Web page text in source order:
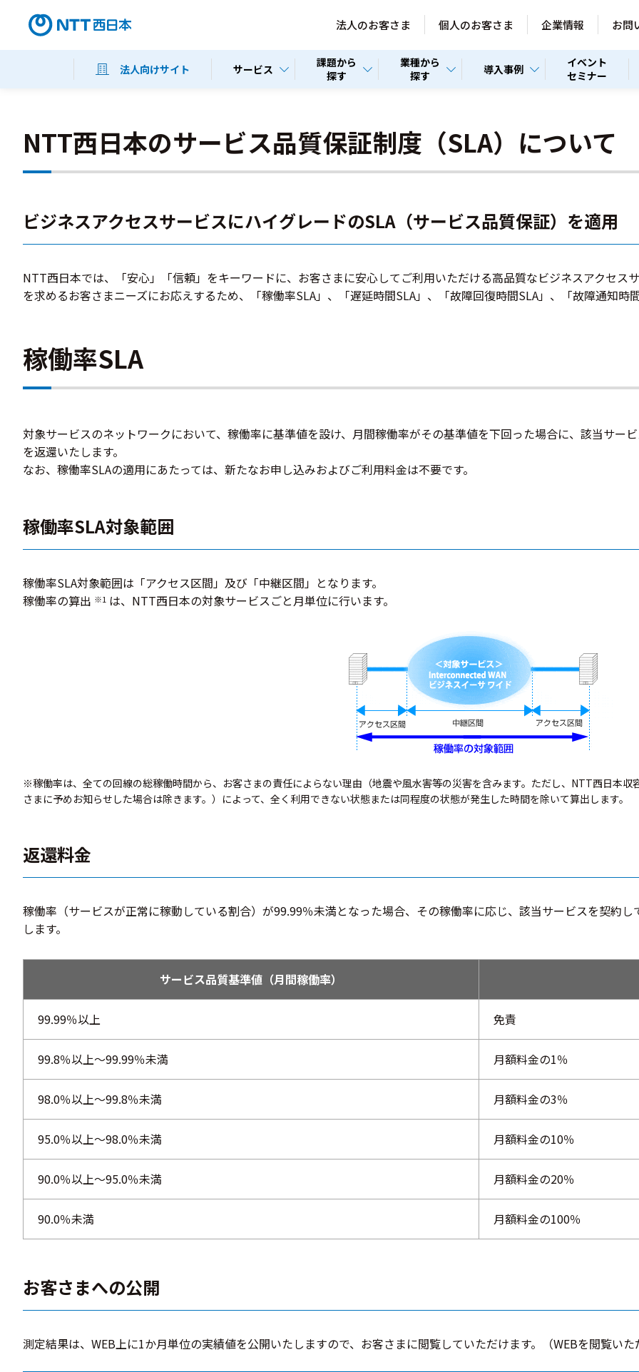
法人のお客さま 個人のお客さま 企業情報 お問
法人向けサイト サービス
課題から
探す
業種から
探す
導入事例
イベント
セミナー
NTT西日本のサービス品質保証制度（SLA）について
ビジネスアクセスサービスにハイグレードのSLA（サービス品質保証）を適用
NTT西日本では、「安心」「信頼」をキーワードに、お客さまに安心してご利用いただける高品質なビジネスアクセス
を求めるお客さまニーズにお応えするため、「稼働率SLA」、「遅延時間SLA」、「故障回復時間SLA」、「故障通知時
稼働率SLA
対象サービスのネットワークにおいて、稼働率に基準値を設け、月間稼働率がその基準値を下回った場合に、該当サー
を返還いたします。
なお、稼働率SLAの適用にあたっては、新たなお申し込みおよびご利用料金は不要です。
稼働率SLA対象範囲
稼働率SLA対象範囲は「アクセス区間」及び「中継区間」となります。
稼働率の算出 ※1 は、NTT西日本の対象サービスごと月単位に行います。
※稼働率は、全ての回線の総稼働時間から、お客さまの責任によらない理由（地震や風水害等の災害を含みます。ただし、NTT西日本
さまに予めお知らせした場合は除きます。）によって、全く利用できない状態または同程度の状態が発生した時間を除いて算出します。
返還料金
稼働率（サービスが正常に稼動している割合）が99.99％未満となった場合、その稼働率に応じ、該当サービスを契約
します。
サービス品質基準値（月間稼働率）
99.99％以上 免責
99.8％以上～99.99％未満 月額料金の1％
98.0％以上～99.8％未満 月額料金の3％
95.0％以上～98.0％未満 月額料金の10％
90.0％以上～95.0％未満 月額料金の20％
90.0％未満 月額料金の100％
お客さまへの公開
測定結果は、WEB上に1か月単位の実績値を公開いたしますので、お客さまに閲覧していただけます。（WEBを閲覧い